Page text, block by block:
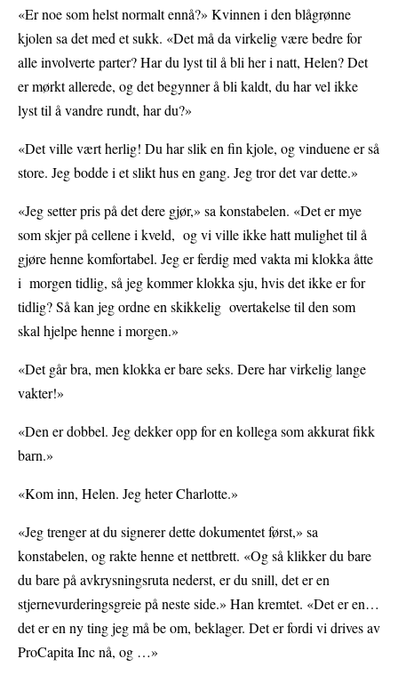
«Er noe som helst normalt ennå?» Kvinnen i den blågrønne
kjolen sa det med et sukk. «Det må da virkelig være bedre for
alle involverte parter? Har du lyst til å bli her i natt, Helen? Det
er mørkt allerede, og det begynner å bli kaldt, du har vel ikke
lyst til å vandre rundt, har du?»
«Det ville vært herlig! Du har slik en fin kjole, og vinduene er så
store. Jeg bodde i et slikt hus en gang. Jeg tror det var dette.»
«Jeg setter pris på det dere gjør,» sa konstabelen. «Det er mye
som skjer på cellene i kveld, og vi ville ikke hatt mulighet til å
gjøre henne komfortabel. Jeg er ferdig med vakta mi klokka åtte
i morgen tidlig, så jeg kommer klokka sju, hvis det ikke er for
tidlig? Så kan jeg ordne en skikkelig overtakelse til den som
skal hjelpe henne i morgen.»
«Det går bra, men klokka er bare seks. Dere har virkelig lange
vakter!»
«Den er dobbel. Jeg dekker opp for en kollega som akkurat fikk
barn.»
«Kom inn, Helen. Jeg heter Charlotte.»
«Jeg trenger at du signerer dette dokumentet først,» sa
konstabelen, og rakte henne et nettbrett. «Og så klikker du bare
du bare på avkrysningsruta nederst, er du snill, det er en
stjernevurderingsgreie på neste side.» Han kremtet. «Det er en…
det er en ny ting jeg må be om, beklager. Det er fordi vi drives av
ProCapita Inc nå, og …»